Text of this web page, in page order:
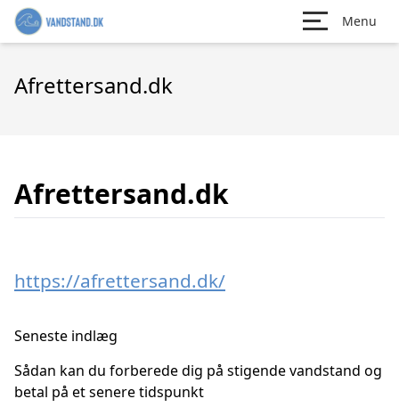
Menu
Afrettersand.dk
Afrettersand.dk
https://afrettersand.dk/
Seneste indlæg
Sådan kan du forberede dig på stigende vandstand og
betal på et senere tidspunkt